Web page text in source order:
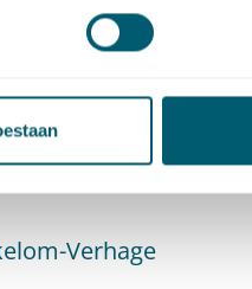
Verhage